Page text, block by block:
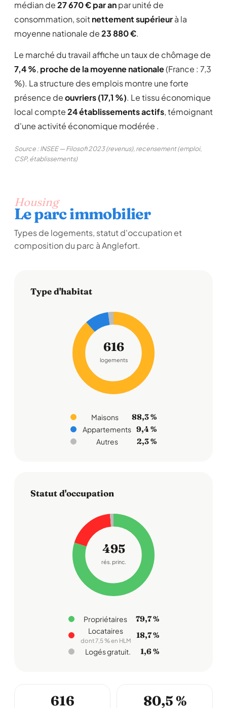
médian de27 670 € par anpar unité de
consommation, soitnettement supérieurà la
moyenne nationale de23 880 €.
Le marché du travail affiche un taux de chômage de
7,4 %, proche de la moyenne nationale(France : 7,3
%). La structure des emplois montre une forte
présence deouvriers (17,1 %). Le tissu économique
local compte24 établissements actifs, témoignant
d'une activité économique modérée .
Source : INSEE — Filosofi 2023 (revenus), recensement (emploi,
CSP, établissements)
Housing
Le parc immobilier
Types de logements, statut d'occupation et
composition du parc à Anglefort.
Type d'habitat
616
logements
Maisons 88,3 %
Appartements 9,4 %
Autres 2,3 %
Statut d'occupation
495
rés. princ.
Propriétaires 79,7 %
Locataires
dont 7,5 % en HLM
18,7 %
Logés gratuit. 1,6 %
616 80,5 %